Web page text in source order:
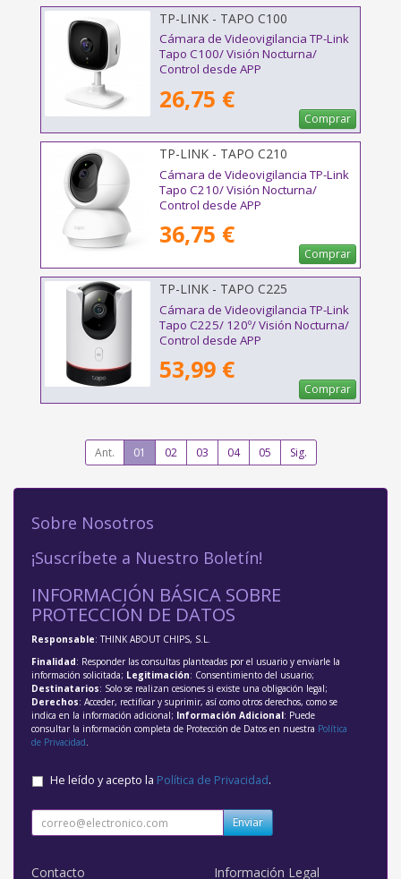
TP-LINK - TAPO C100
Cámara de Videovigilancia TP-Link
Tapo C100/ Visión Nocturna/
Control desde APP
26,75 €
Comprar
TP-LINK - TAPO C210
Cámara de Videovigilancia TP-Link
Tapo C210/ Visión Nocturna/
Control desde APP
36,75 €
Comprar
TP-LINK - TAPO C225
Cámara de Videovigilancia TP-Link
Tapo C225/ 120º/ Visión Nocturna/
Control desde APP
53,99 €
Comprar
Ant. 01 02 03 04 05 Sig.
Sobre Nosotros
¡Suscríbete a Nuestro Boletín!
INFORMACIÓN BÁSICA SOBRE
PROTECCIÓN DE DATOS
Responsable: THINK ABOUT CHIPS, S.L.
Finalidad: Responder las consultas planteadas por el usuario y enviarle la
información solicitada; Legitimación: Consentimiento del usuario;
Destinatarios: Solo se realizan cesiones si existe una obligación legal;
Derechos: Acceder, rectificar y suprimir, así como otros derechos, como se
indica en la información adicional; Información Adicional: Puede
consultar la información completa de Protección de Datos en nuestra Política
de Privacidad.
He leído y acepto la Política de Privacidad.
Enviar
Contacto Información Legal